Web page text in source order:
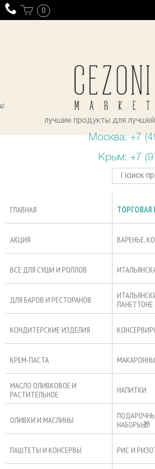
0
лучшие продукты для
Москва: +7
Крым: +7
ГЛАВНАЯ ТОРГОВАЯ
АКЦИЯ ВАРЕНЬЕ,
ВСЕ ДЛЯ СУШИ И РОЛЛОВ
ДЛЯ БАРОВ И РЕСТОРАНОВ
ПАНЕТТОНЕ
КОНДИТЕРСКИЕ ИЗДЕЛИЯ
КРЕМ-ПАСТА
МАСЛО ОЛИВКОВОЕ И
РАСТИТЕЛЬНОЕ
НАПИТКИ
ОЛИВКИ И МАСЛИНЫ
НАБОРЫ🎁
ПАШТЕТЫ И КОНСЕРВЫ РИС И